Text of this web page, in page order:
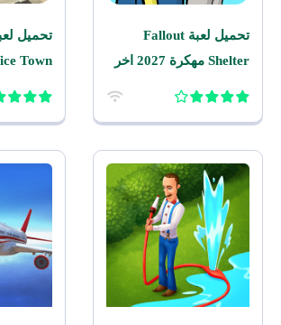
تحميل لعبة Fallout
Shelter مهكرة 2027 اخر